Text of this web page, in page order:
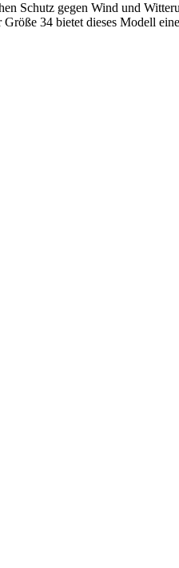
Schutz gegen Wind und
34 bietet dieses Modell